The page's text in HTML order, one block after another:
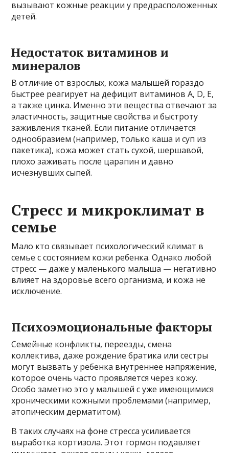
вызывают кожные реакции у предрасположенных
детей.
Недостаток витаминов и
минералов
В отличие от взрослых, кожа малышей гораздо
быстрее реагирует на дефицит витаминов А, D, E,
а также цинка. Именно эти вещества отвечают за
эластичность, защитные свойства и быстроту
заживления тканей. Если питание отличается
однообразием (например, только каша и суп из
пакетика), кожа может стать сухой, шершавой,
плохо заживать после царапин и давно
исчезнувших сыпей.
Стресс и микроклимат в
семье
Мало кто связывает психологический климат в
семье с состоянием кожи ребенка. Однако любой
стресс — даже у маленького малыша — негативно
влияет на здоровье всего организма, и кожа не
исключение.
Психоэмоциональные факторы
Семейные конфликты, переезды, смена
коллектива, даже рождение братика или сестры
могут вызвать у ребенка внутреннее напряжение,
которое очень часто проявляется через кожу.
Особо заметно это у малышей с уже имеющимися
хроническими кожными проблемами (например,
атопическим дерматитом).
В таких случаях на фоне стресса усиливается
выработка кортизола. Этот гормон подавляет